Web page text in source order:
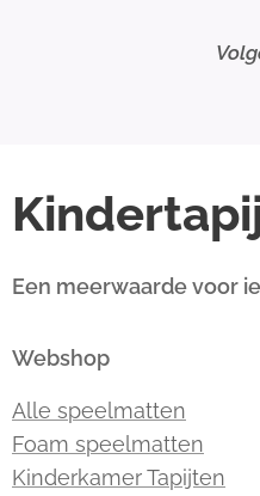
Een meerwaarde voor
Webshop
Alle speelmatten
Foam speelmatten
Kinderkamer Tapijten